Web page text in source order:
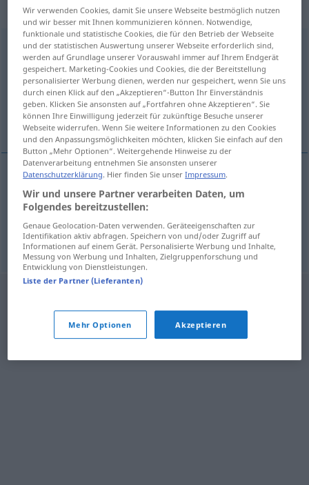
„desposeerse“: verbo reflexivo
desposeerse [desposeˈɛrse] v/r
Übersicht aller Übersetzungen
(Für mehr Details die Übersetzung anklicken/antippen)
auf verzichten...
Beispiele
desposeerse dea/c
aufetwas (ACUS)verzichten,etwasaufgeben
Wir verwenden Cookies, damit Sie unsere Webseite bestmöglich nutzen
und wir besser mit Ihnen kommunizieren können. Notwendige,
funktionale und statistische Cookies, die für den Betrieb der Webseite
und der statistischen Auswertung unserer Webseite erforderlich sind,
werden auf Grundlage unserer Vorauswahl immer auf Ihrem Endgerät
gespeichert. Marketing-Cookies und Cookies, die der Bereitstellung
personalisierter Werbung dienen, werden nur gespeichert, wenn Sie uns
durch einen Klick auf den „Akzeptieren“-Button Ihr Einverständnis
geben. Klicken Sie ansonsten auf „Fortfahren ohne Akzeptieren“. Sie
können Ihre Einwilligung jederzeit für zukünftige Besuche unserer
Webseite widerrufen. Wenn Sie weitere Informationen zu den Cookies
und den Anpassungsmöglichkeiten möchten, klicken Sie einfach auf den
Button „Mehr Optionen“. Weitergehende Hinweise zu der
Datenverarbeitung entnehmen Sie ansonsten unserer
Datenschutzerklärung. Hier finden Sie unserImpressum.
Wir und unsere Partner verarbeiten Daten, um
Folgendes bereitzustellen:
Genaue Geolocation-Daten verwenden. Geräteeigenschaften zur
Identifikation aktiv abfragen. Speichern von und/oder Zugriff auf
Informationen auf einem Gerät. Personalisierte Werbung und Inhalte,
Messung von Werbung und Inhalten, Zielgruppenforschung und
Entwicklung von Dienstleistungen.
Liste der Partner (Lieferanten)
Mehr Optionen Akzeptieren